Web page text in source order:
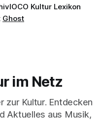
IOCO Kultur Lexikon
Ghost
im Netz
zur Kultur. Entdecken
Aktuelles aus Musik,